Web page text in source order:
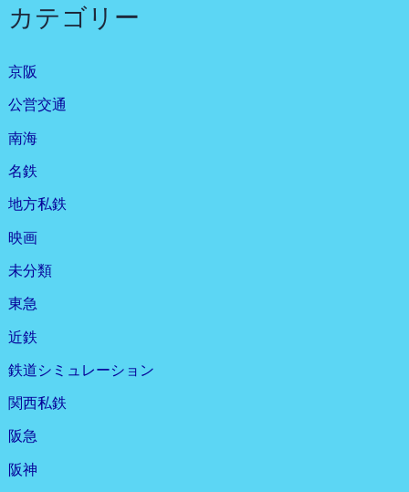
カテゴリー
京阪
公営交通
南海
名鉄
地方私鉄
映画
未分類
東急
近鉄
鉄道シミュレーション
関西私鉄
阪急
阪神